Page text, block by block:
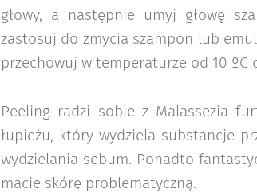
głowy, a następnie umyj głowę
zastosuj do zmycia szampon lub
przechowuj w temperaturze od 10 ºC
Peeling radzi sobie z Malassezia
łupieżu, który wydziela substancje
wydzielania sebum. Ponadto
macie skórę problematyczną.